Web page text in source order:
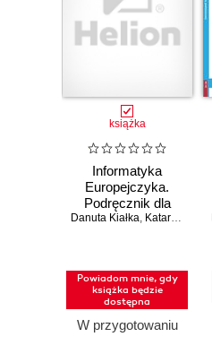
książka
Informatyka
Europejczyka.
Podręcznik dla
szkoły
III)
Danuta Kiałka, Katarzyna Kiałka
Powiadom mnie, gdy
książka będzie
dostępna
W przygotowaniu